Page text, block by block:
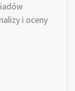
i oceny